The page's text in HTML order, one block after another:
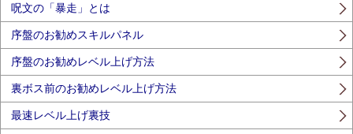
呪文の「暴走」とは
序盤のお勧めスキルパネル
序盤のお勧めレベル上げ方法
裏ボス前のお勧めレベル上げ方法
最速レベル上げ裏技